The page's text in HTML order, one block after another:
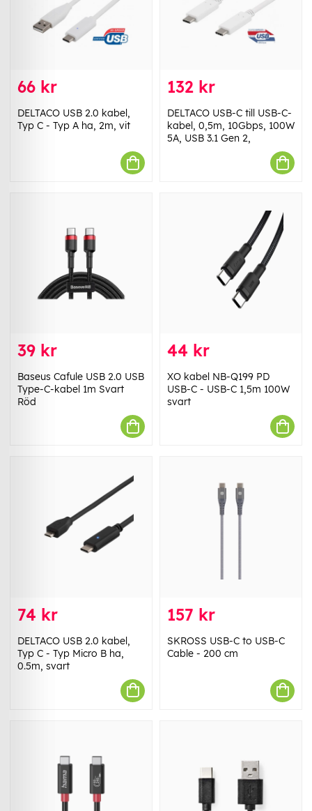
66 kr
DELTACO USB 2.0 kabel,
Typ C - Typ A ha, 2m, vit
132 kr
DELTACO USB-C till USB-C-
kabel, 0,5m, 10Gbps, 100W
5A, USB 3.1 Gen 2,
39 kr
Baseus Cafule USB 2.0 USB
Type-C-kabel 1m Svart
Röd
44 kr
XO kabel NB-Q199 PD
USB-C - USB-C 1,5m 100W
svart
74 kr
DELTACO USB 2.0 kabel,
Typ C - Typ Micro B ha,
0.5m, svart
157 kr
SKROSS USB-C to USB-C
Cable - 200 cm